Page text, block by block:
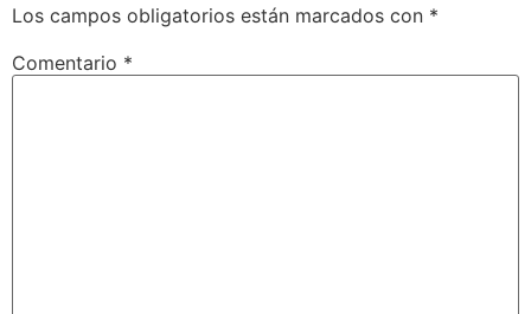
Los campos obligatorios están marcados con *
Comentario *